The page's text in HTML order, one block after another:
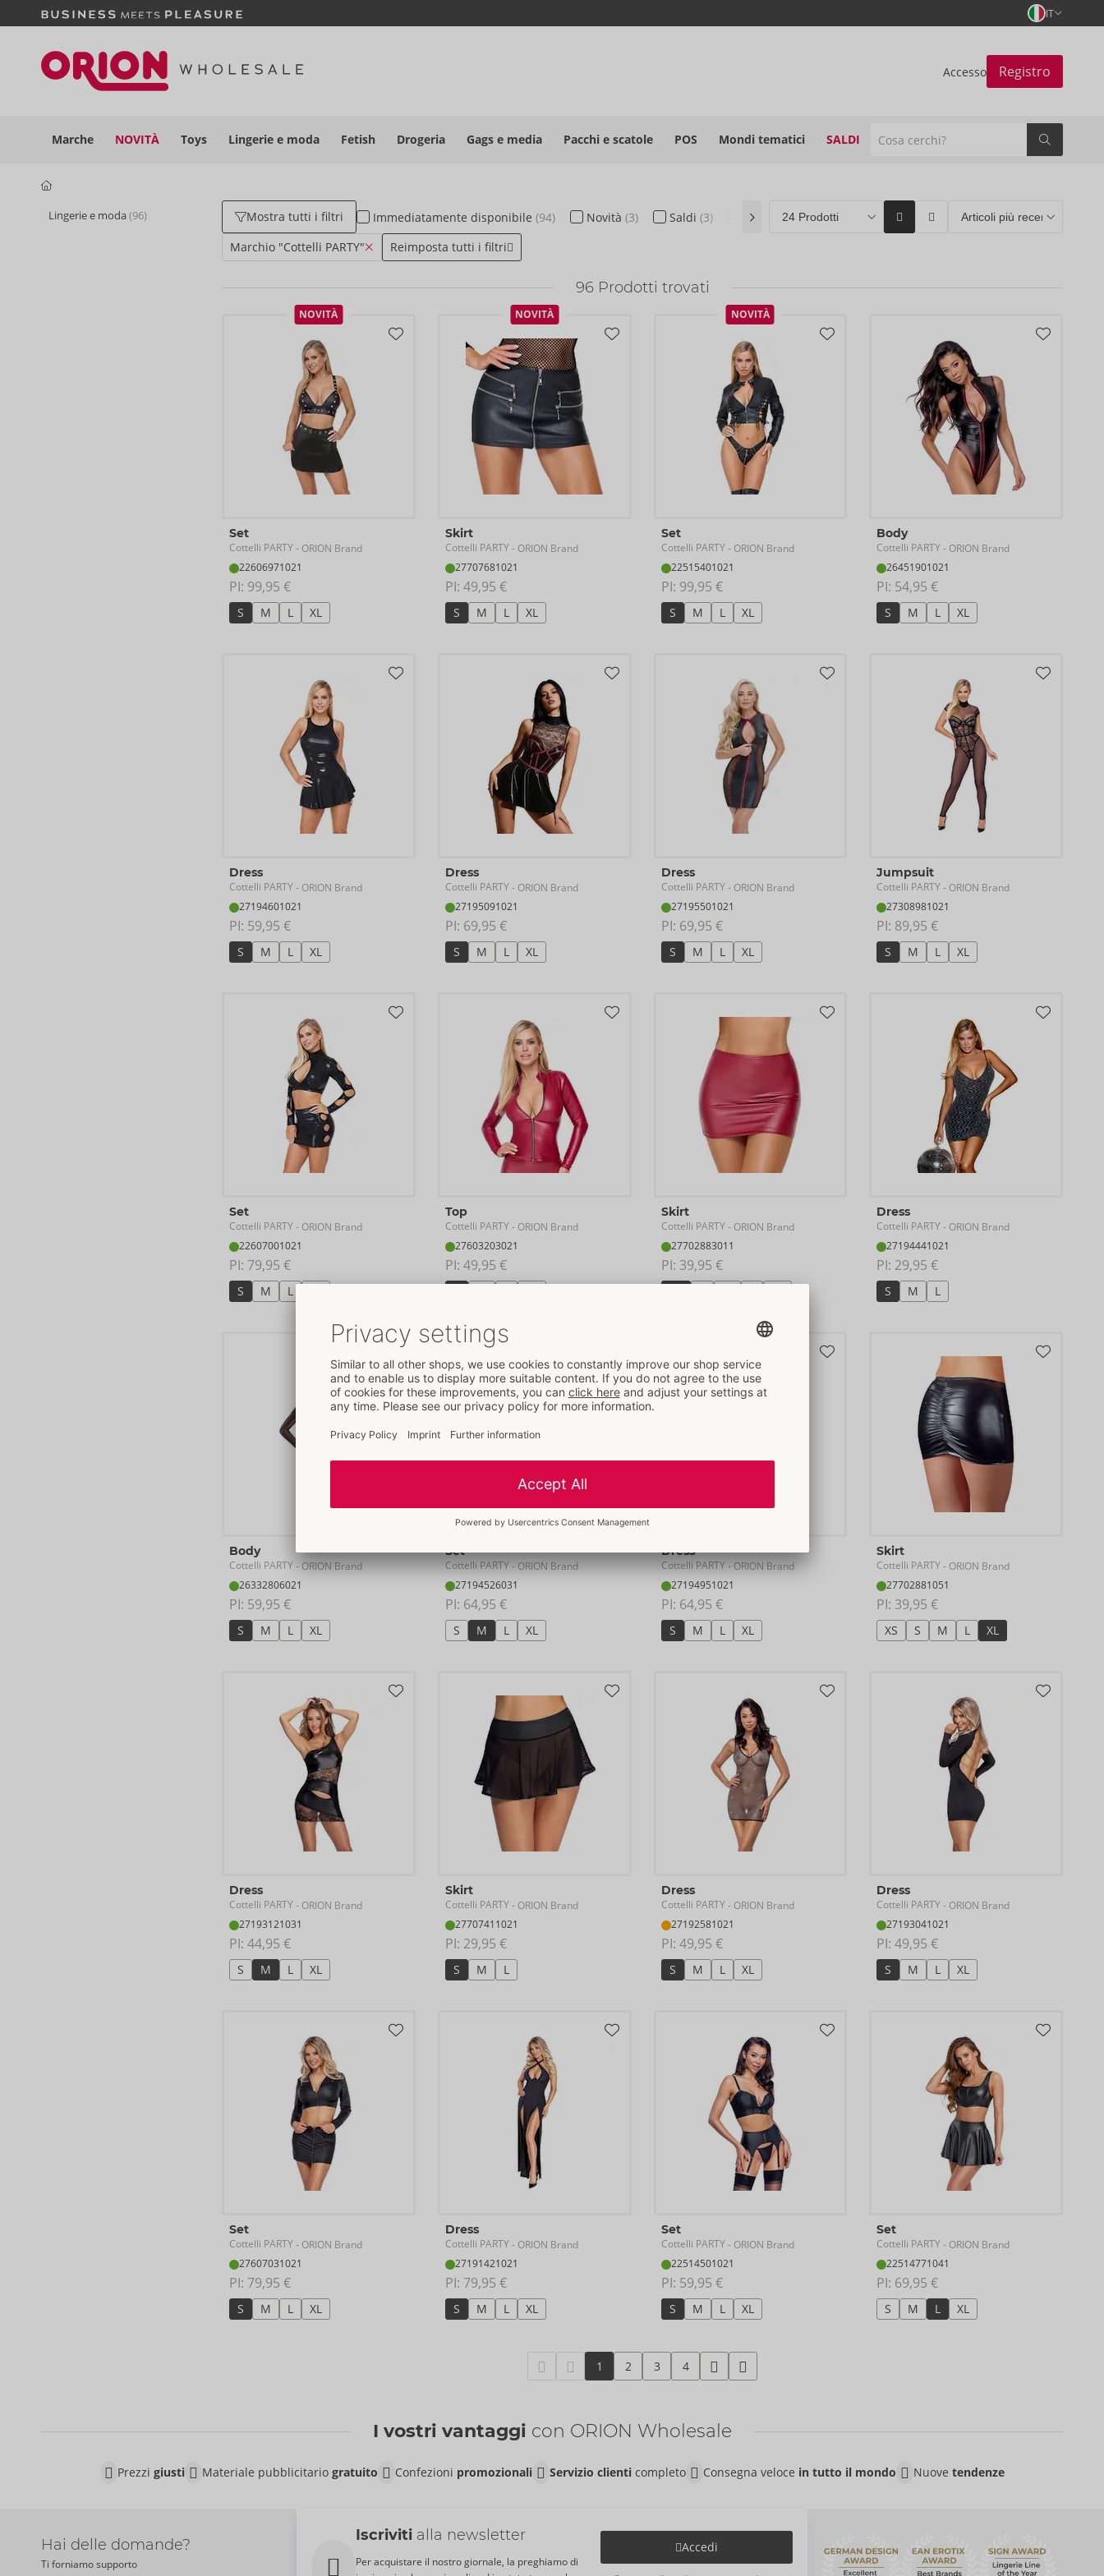
IT
Accesso Registro
Marche NOVITÀ Toys Lingerie e moda Fetish Drogeria Gags e media Pacchi e scatole POS Mondi tematici SALDI
Lingerie e moda(96) Mostra tutti i filtri Immediatamente disponibile (94) Novità (3) Saldi (3) Coming soon(0) ORION Brands (96) Bestseller
Marchio "Cottelli PARTY"
Reimposta tutti i filtri
96Prodotti trovati
NOVITÀ
Set
Cottelli PARTY- ORION Brand
22606971021
PI: 99,95 €
S M L XL
NOVITÀ
Skirt
Cottelli PARTY- ORION Brand
27707681021
PI: 49,95 €
S M L XL
NOVITÀ
Set
Cottelli PARTY- ORION Brand
22515401021
PI: 99,95 €
S M L XL
Body
Cottelli PARTY- ORION Brand
26451901021
PI: 54,95 €
S M L XL
Dress
Cottelli PARTY- ORION Brand
27194601021
PI: 59,95 €
S M L XL
Dress
Cottelli PARTY- ORION Brand
27195091021
PI: 69,95 €
S M L XL
Dress
Cottelli PARTY- ORION Brand
27195501021
PI: 69,95 €
S M L XL
Jumpsuit
Cottelli PARTY- ORION Brand
27308981021
PI: 89,95 €
S M L XL
Set
Cottelli PARTY- ORION Brand
22607001021
PI: 79,95 €
S M L
Top
Cottelli PARTY- ORION Brand
27603203021
PI: 49,95 €
Skirt
Cottelli PARTY- ORION Brand
27702883011
PI: 39,95 €
Dress
Cottelli PARTY- ORION Brand
27194441021
PI: 29,95 €
S M L
Body
Cottelli PARTY- ORION Brand
26332806021
PI: 59,95 €
S M L XL
Set
Cottelli PARTY- ORION Brand
27194526031
PI: 64,95 €
S M L XL
Bestseller
Dress
Cottelli PARTY- ORION Brand
27194951021
PI: 64,95 €
S M L XL
Skirt
Cottelli PARTY- ORION Brand
27702881051
PI: 39,95 €
XS S M L XL
Dress
Cottelli PARTY- ORION Brand
27193121031
PI: 44,95 €
S M L XL
Skirt
Cottelli PARTY- ORION Brand
27707411021
PI: 29,95 €
S M L
Dress
Cottelli PARTY- ORION Brand
27192581021
PI: 49,95 €
S M L XL
Dress
Cottelli PARTY- ORION Brand
27193041021
PI: 49,95 €
S M L XL
Set
Cottelli PARTY- ORION Brand
27607031021
PI: 79,95 €
S M L XL
Dress
Cottelli PARTY- ORION Brand
27191421021
PI: 79,95 €
S M L XL
Set
Cottelli PARTY- ORION Brand
22514501021
PI: 59,95 €
S M L XL
Set
Cottelli PARTY- ORION Brand
22514771041
PI: 69,95 €
S M L XL
1 2 3 4
I vostri vantaggi con ORION Wholesale
Prezzi giusti Materiale pubblicitario gratuito Confezioni promozionali Servizio clienticompleto Consegna veloce in tutto il mondo Nuove tendenze
Hai delle domande?
Ti forniamo supporto
Iscriviti alla newsletter
Per acquistare il nostro giornale, la preghiamo di
Accedi